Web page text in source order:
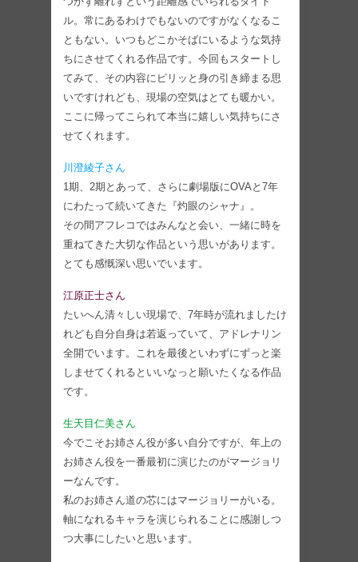
ル。常にあるわけでもないのですがなくなるこ
ともない。いつもどこかそばにいるような気持
ちにさせてくれる作品です。今回もスタートし
てみて、その内容にピリッと身の引き締まる思
いですけれども、現場の空気はとても暖かい。
ここに帰ってこられて本当に嬉しい気持ちにさ
せてくれます。
川澄綾子さん
1期、2期とあって、さらに劇場版にOVAと7年
にわたって続いてきた『灼眼のシャナ』。
その間アフレコではみんなと会い、一緒に時を
重ねてきた大切な作品という思いがあります。
とても感慨深い思いでいます。
江原正士さん
たいへん清々しい現場で、7年時が流れましたけ
れども自分自身は若返っていて、アドレナリン
全開でいます。これを最後といわずにずっと楽
しませてくれるといいなっと願いたくなる作品
です。
生天目仁美さん
今でこそお姉さん役が多い自分ですが、年上の
お姉さん役を一番最初に演じたのがマージョリ
ーなんです。
私のお姉さん道の芯にはマージョリーがいる。
軸になれるキャラを演じられることに感謝しつ
つ大事にしたいと思います。